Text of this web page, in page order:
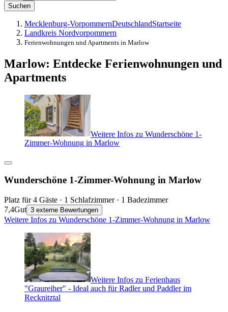
Suchen
Mecklenburg-VorpommernDeutschlandStartseite
Landkreis Nordvorpommern
Ferienwohnungen und Apartments in Marlow
Marlow: Entdecke Ferienwohnungen und
Apartments
Weitere Infos zu Wunderschöne 1-
Zimmer-Wohnung in Marlow
Wunderschöne 1-Zimmer-Wohnung in Marlow
Platz für 4 Gäste · 1 Schlafzimmer · 1 Badezimmer
7,4Gut 3 externe Bewertungen
Weitere Infos zu Wunderschöne 1-Zimmer-Wohnung in Marlow
Weitere Infos zu Ferienhaus
"Graureiher" - Ideal auch für Radler und Paddler im
Recknitztal